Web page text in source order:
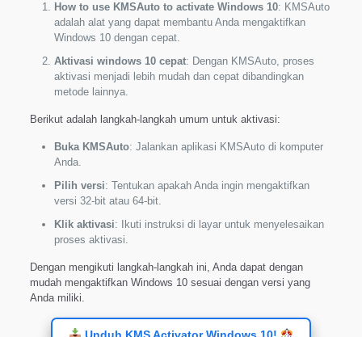
How to use KMSAuto to activate Windows 10: KMSAuto
adalah alat yang dapat membantu Anda mengaktifkan
Windows 10 dengan cepat.
Aktivasi windows 10 cepat: Dengan KMSAuto, proses
aktivasi menjadi lebih mudah dan cepat dibandingkan
metode lainnya.
Berikut adalah langkah-langkah umum untuk aktivasi:
Buka KMSAuto: Jalankan aplikasi KMSAuto di komputer
Anda.
Pilih versi: Tentukan apakah Anda ingin mengaktifkan
versi 32-bit atau 64-bit.
Klik aktivasi: Ikuti instruksi di layar untuk menyelesaikan
proses aktivasi.
Dengan mengikuti langkah-langkah ini, Anda dapat dengan
mudah mengaktifkan Windows 10 sesuai dengan versi yang
Anda miliki.